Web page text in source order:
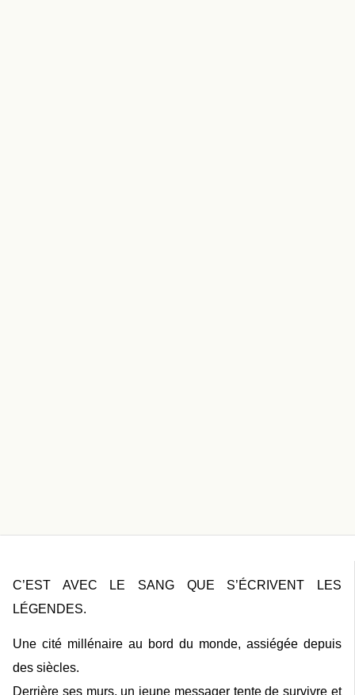
C’EST AVEC LE SANG QUE S’ÉCRIVENT LES
LÉGENDES.
Une cité millénaire au bord du monde, assiégée depuis
des siècles.
Derrière ses murs, un jeune messager tente de survivre et